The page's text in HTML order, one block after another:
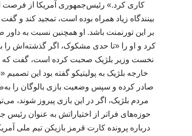
کاری کرد.» رئیس‌جمهوری آمریکا از فرصت
بینندگاه زیاد همراه بوده است، تمجید کند و
بر این تورنمنت باشد. او همچنین نسبت به داور
کرد و او را «تا حدی مشکوک، اگر گذشته‌اش را
نخست وزیر بلژیک صحبت کرده است، گفت که
خارجه بلژیک به پولیتیکو گفته بود این تصمیم
صادر کرده و سپس وضعیت بازی بالوگان را
مردم بلژیک، اگر در این بازی پیروز شوند،
حوزه‌های فراتر از اختیاراتش به عنوان
درباره پرونده کارت قرمز بازیکن تیم ملی